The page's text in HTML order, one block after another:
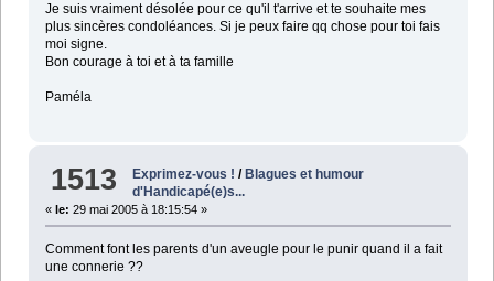
Je suis vraiment désolée pour ce qu'il t'arrive et te souhaite mes
plus sincères condoléances. Si je peux faire qq chose pour toi fais
moi signe.
Bon courage à toi et à ta famille
Paméla
1513 Exprimez-vous ! /Blagues et humour
d'Handicapé(e)s...
« le: 29 mai 2005 à 18:15:54 »
Comment font les parents d'un aveugle pour le punir quand il a fait
une connerie ??